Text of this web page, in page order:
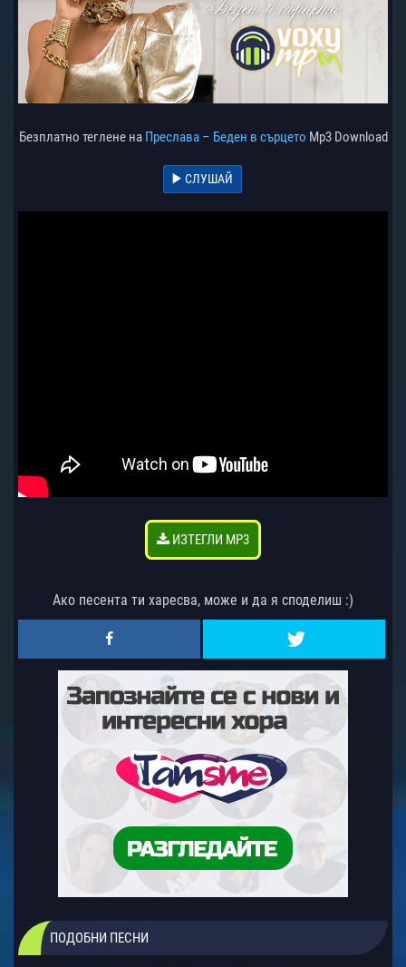
Безплатно теглене на Преслава – Беден в сърцето Mp3 Download
СЛУШАЙ
ИЗТЕГЛИ MP3
Ако песента ти харесва, може и да я споделиш :)
ПОДОБНИ ПЕСНИ